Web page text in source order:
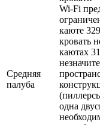
Средняя
палуба
Wi-Fi
каюте
кровать
каютах
одна